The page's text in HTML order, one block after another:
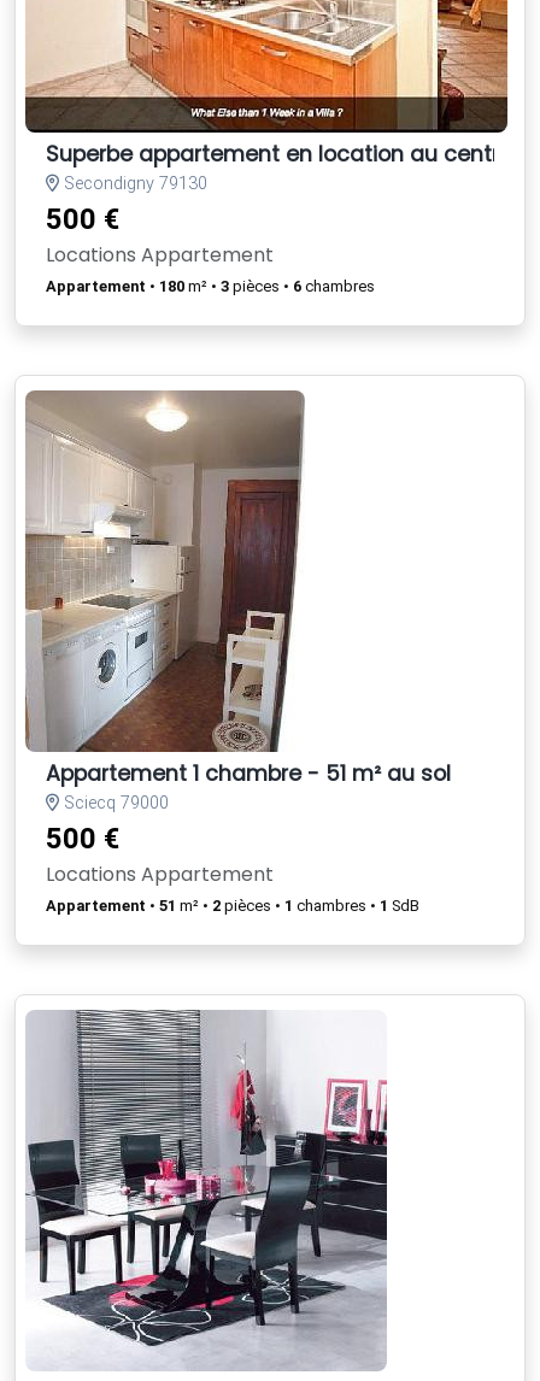
Superbe appartement en location au centre
Secondigny 79130
500 €
Locations Appartement
Appartement • 180 m² • 3 pièces • 6 chambres
Appartement 1 chambre - 51 m² au sol
Sciecq 79000
500 €
Locations Appartement
Appartement • 51 m² • 2 pièces • 1 chambres • 1 SdB